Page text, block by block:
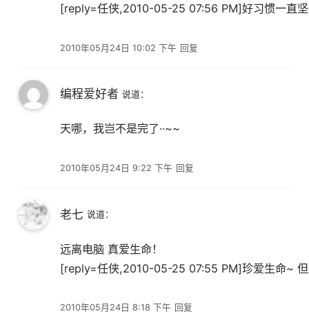
2010年05月24日 10:02 下午
[reply=任侠,2010-05-25 07:56 PM]好习惯一直
回复
编程爱好者 说道：
2010年05月24日 9:22 下午
天哪，我岂不是完了··~~
回复
老七 说道：
2010年05月24日 8:18 下午
远离电脑 真爱生命！
[reply=任侠,2010-05-25 07:55 PM]珍爱生命~
回复